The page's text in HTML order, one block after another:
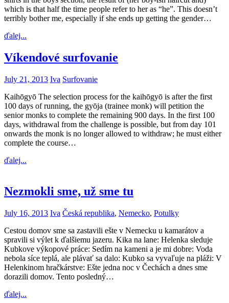
which is that half the time people refer to her as “he”. This doesn’t
terribly bother me, especially if she ends up getting the gender…
ďalej...
Víkendové surfovanie
July 21, 2013 Iva Surfovanie
Kaihōgyō The selection process for the kaihōgyō is after the first
100 days of running, the gyōja (trainee monk) will petition the
senior monks to complete the remaining 900 days. In the first 100
days, withdrawal from the challenge is possible, but from day 101
onwards the monk is no longer allowed to withdraw; he must either
complete the course…
ďalej...
Nezmokli sme, už sme tu
July 16, 2013 Iva Česká republika, Nemecko, Potulky
Cestou domov sme sa zastavili ešte v Nemecku u kamarátov a
spravili si výlet k ďalšiemu jazeru. Kika na lane: Helenka sleduje
Kubkove výkopové práce: Sedím na kameni a je mi dobre: Voda
nebola síce teplá, ale plávať sa dalo: Kubko sa vyvaľuje na pláži: V
Helenkinom hračkárstve: Ešte jedna noc v Čechách a dnes sme
dorazili domov. Tento posledný…
ďalej...